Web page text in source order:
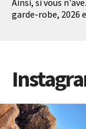
Ainsi, si vous
garde-robe, 2026